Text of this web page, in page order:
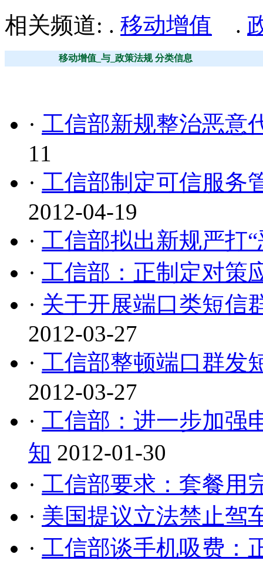
相关频道: . 移动增值 .
移动增值_与_政策法规 分类信息
· 工信部新规整治恶意
11
· 工信部制定可信服务
2012-04-19
· 工信部拟出新规严打
· 工信部：正制定对策
· 关于开展端口类短信
2012-03-27
· 工信部整顿端口群发
2012-03-27
· 工信部：进一步加强
知 2012-01-30
· 工信部要求：套餐用
· 美国提议立法禁止驾
· 工信部谈手机吸费：